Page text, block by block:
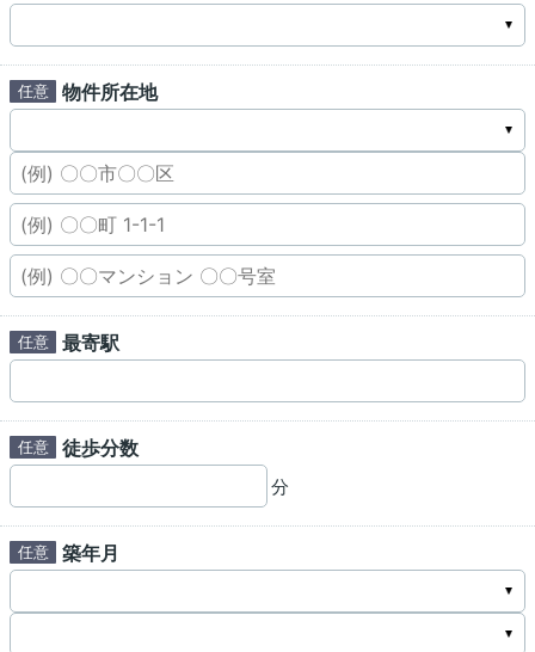
物件所在地
最寄駅
徒歩分数
分
築年月